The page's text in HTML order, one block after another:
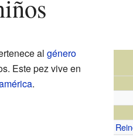
al género
Este pez vive en
.